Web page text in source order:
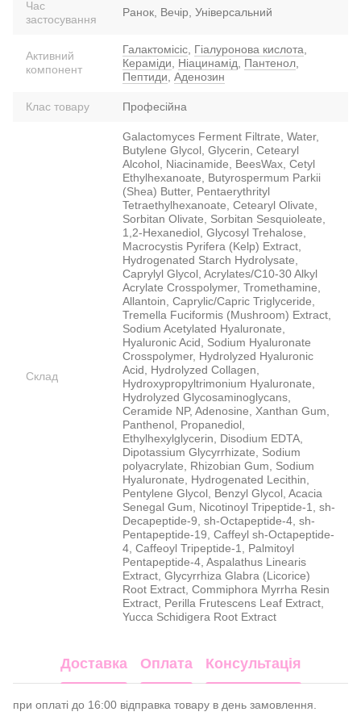
Час
застосування
Ранок, Вечір, Універсальний
Активний
компонент
Галактомісіс Гіалуронова кислота
Кераміди
Ніацинамід Пантенол
Пептиди Аденозин
Клас товару Професійна
Склад
Galactomyces Ferment Filtrate, Water,
Butylene Glycol, Glycerin, Cetearyl
Alcohol, Niacinamide, BeesWax, Cetyl
Ethylhexanoate, Butyrospermum Parkii
(Shea) Butter, Pentaerythrityl
Tetraethylhexanoate, Cetearyl Olivate,
Sorbitan Olivate, Sorbitan Sesquioleate,
1,2-Hexanediol, Glycosyl Trehalose,
Macrocystis Pyrifera (Kelp) Extract,
Hydrogenated Starch Hydrolysate,
Caprylyl Glycol, Acrylates/C10-30 Alkyl
Acrylate Crosspolymer, Tromethamine,
Allantoin, Caprylic/Capric Triglyceride,
Tremella Fuciformis (Mushroom) Extract,
Sodium Acetylated Hyaluronate,
Hyaluronic Acid, Sodium Hyaluronate
Crosspolymer, Hydrolyzed Hyaluronic
Acid, Hydrolyzed Collagen,
Hydroxypropyltrimonium Hyaluronate,
Hydrolyzed Glycosaminoglycans,
Ceramide NP, Adenosine, Xanthan Gum,
Panthenol, Propanediol,
Ethylhexylglycerin, Disodium EDTA,
Dipotassium Glycyrrhizate, Sodium
polyacrylate, Rhizobian Gum, Sodium
Hyaluronate, Hydrogenated Lecithin,
Pentylene Glycol, Benzyl Glycol, Acacia
Senegal Gum, Nicotinoyl Tripeptide-1, sh-
Decapeptide-9, sh-Octapeptide-4, sh-
Pentapeptide-19, Caffeyl sh-Octapeptide-
4, Caffeoyl Tripeptide-1, Palmitoyl
Pentapeptide-4, Aspalathus Linearis
Extract, Glycyrrhiza Glabra (Licorice)
Root Extract, Commiphora Myrrha Resin
Extract, Perilla Frutescens Leaf Extract,
Yucca Schidigera Root Extract
Доставка Оплата Консультація
при оплаті до 16:00 відправка товару в день замовлення.